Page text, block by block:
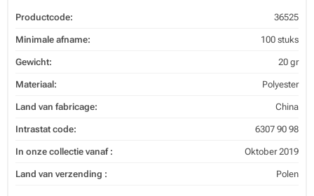
Productcode: 36525
Minimale afname: 100 stuks
Gewicht: 20 gr
Materiaal: Polyester
Land van fabricage: China
Intrastat code: 6307 90 98
In onze collectie vanaf : Oktober 2019
Land van verzending : Polen